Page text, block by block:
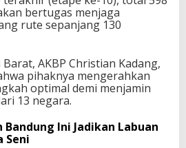
bertugas menjaga
rute sepanjang 130
AKBP Christian Kadang,
pihaknya mengerahkan
optimal demi menjamin
13 negara.
Bandung Ini Jadikan Labuan
Seni